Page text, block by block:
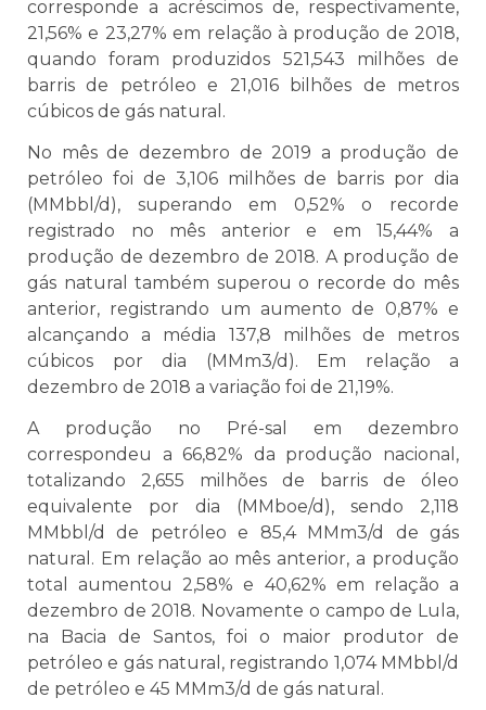
corresponde a acréscimos de, respectivamente,
21,56% e 23,27% em relação à produção de 2018,
quando foram produzidos 521,543 milhões de
barris de petróleo e 21,016 bilhões de metros
cúbicos de gás natural.
No mês de dezembro de 2019 a produção de
petróleo foi de 3,106 milhões de barris por dia
(MMbbl/d), superando em 0,52% o recorde
registrado no mês anterior e em 15,44% a
produção de dezembro de 2018. A produção de
gás natural também superou o recorde do mês
anterior, registrando um aumento de 0,87% e
alcançando a média 137,8 milhões de metros
cúbicos por dia (MMm3/d). Em relação a
dezembro de 2018 a variação foi de 21,19%.
A produção no Pré-sal em dezembro
correspondeu a 66,82% da produção nacional,
totalizando 2,655 milhões de barris de óleo
equivalente por dia (MMboe/d), sendo 2,118
MMbbl/d de petróleo e 85,4 MMm3/d de gás
natural. Em relação ao mês anterior, a produção
total aumentou 2,58% e 40,62% em relação a
dezembro de 2018. Novamente o campo de Lula,
na Bacia de Santos, foi o maior produtor de
petróleo e gás natural, registrando 1,074 MMbbl/d
de petróleo e 45 MMm3/d de gás natural.